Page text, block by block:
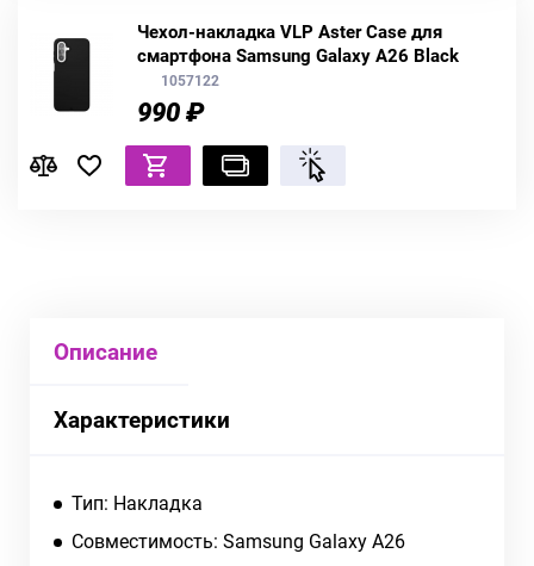
Чехол-накладка VLP Aster Case для
смартфона Samsung Galaxy A26 Black
1057122
990 ₽
Описание
Характеристики
Тип: Накладка
Совместимость: Samsung Galaxy A26